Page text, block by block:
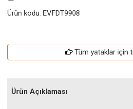
Ürün kodu: EVFDT9908
Tüm yataklar için
Ürün Açıklaması